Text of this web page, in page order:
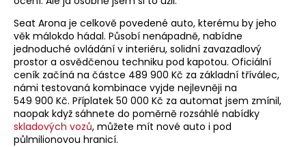
Seat Arona je celkově povedené auto, kterému by jeho
věk málokdo hádal. Působí nenápadně, nabídne
jednoduché ovládání v interiéru, solidní zavazadlový
prostor a osvědčenou techniku pod kapotou. Oficiální
ceník začíná na částce 489 900 Kč za základní tříválec,
námi testovaná kombinace vyjde nejlevněji na
549 900 Kč. Příplatek 50 000 Kč za automat jsem zmínil,
naopak když sáhnete do poměrně rozsáhlé nabídky
skladových vozů, můžete mít nové auto i pod
půlmilionovou hranicí.